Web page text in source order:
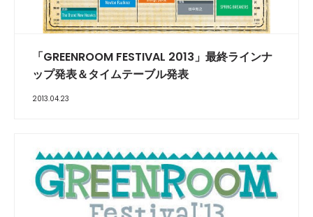
「GREENROOM FESTIVAL 2013」最終ラインナ
ップ発表＆タイムテーブル発表
2013.04.23